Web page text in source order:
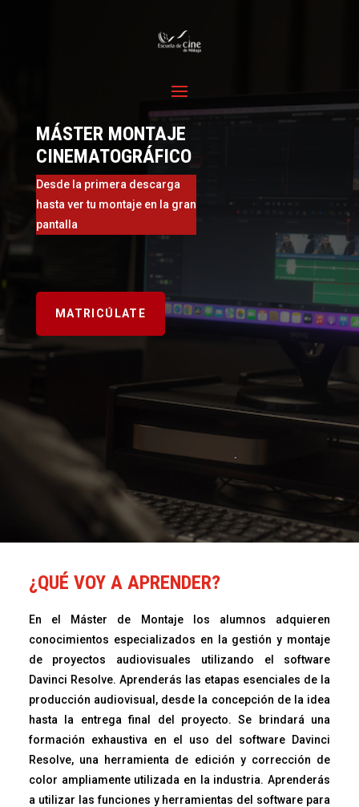
MÁSTER MONTAJE
CINEMATOGRÁFICO
Desde la primera descarga
hasta ver tu montaje en la gran
pantalla
MATRICÚLATE
¿QUÉ VOY A APRENDER?
En el Máster de Montaje los alumnos adquieren
conocimientos especializados en la gestión y montaje
de proyectos audiovisuales utilizando el software
Davinci Resolve. Aprenderás las etapas esenciales de la
producción audiovisual, desde la concepción de la idea
hasta la entrega final del proyecto. Se brindará una
formación exhaustiva en el uso del software Davinci
Resolve, una herramienta de edición y corrección de
color ampliamente utilizada en la industria. Aprenderás
a utilizar las funciones y herramientas del software para